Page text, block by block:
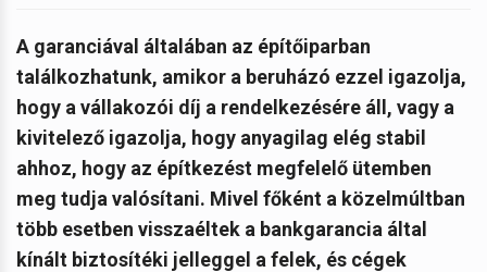
A garanciával általában az építőiparban
találkozhatunk, amikor a beruházó ezzel igazolja,
hogy a vállakozói díj a rendelkezésére áll, vagy a
kivitelező igazolja, hogy anyagilag elég stabil
ahhoz, hogy az építkezést megfelelő ütemben
meg tudja valósítani. Mivel főként a közelmúltban
több esetben visszaéltek a bankgarancia által
kínált biztosítéki jelleggel a felek, és cégek